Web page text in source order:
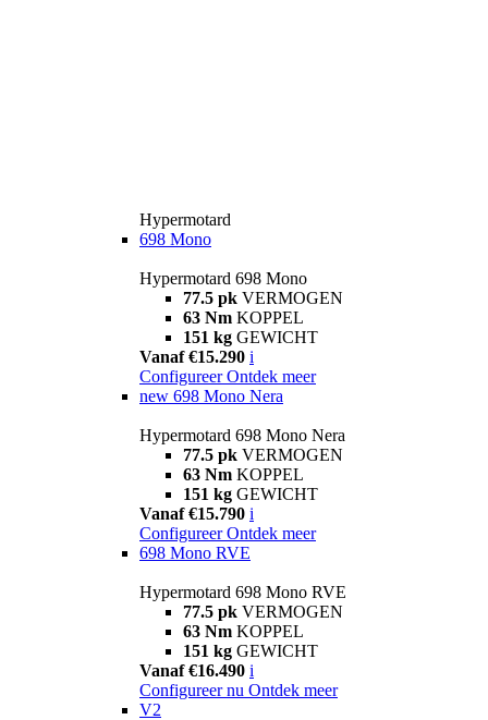
Hypermotard
698 Mono
Hypermotard 698 Mono
77.5 pk VERMOGEN
63 Nm KOPPEL
151 kg GEWICHT
Vanaf €15.290 i
Configureer Ontdek meer
new 698 Mono Nera
Hypermotard 698 Mono Nera
77.5 pk VERMOGEN
63 Nm KOPPEL
151 kg GEWICHT
Vanaf €15.790 i
Configureer Ontdek meer
698 Mono RVE
Hypermotard 698 Mono RVE
77.5 pk VERMOGEN
63 Nm KOPPEL
151 kg GEWICHT
Vanaf €16.490 i
Configureer nu Ontdek meer
V2